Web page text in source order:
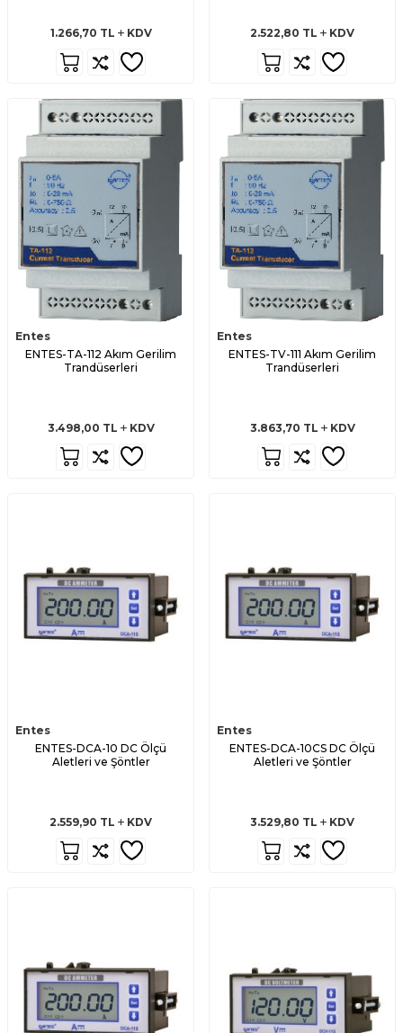
1.266,70 TL KDV 2.522,80 TL KDV
Entes
ENTES-TA-112 Akım Gerilim
Trandüserleri
3.498,00 TL KDV
Entes
ENTES-TV-111 Akım Gerilim
Trandüserleri
3.863,70 TL KDV
Entes
ENTES-DCA-10 DC Ölçü
Aletleri ve Şöntler
2.559,90 TL KDV
Entes
ENTES-DCA-10CS DC Ölçü
Aletleri ve Şöntler
3.529,80 TL KDV